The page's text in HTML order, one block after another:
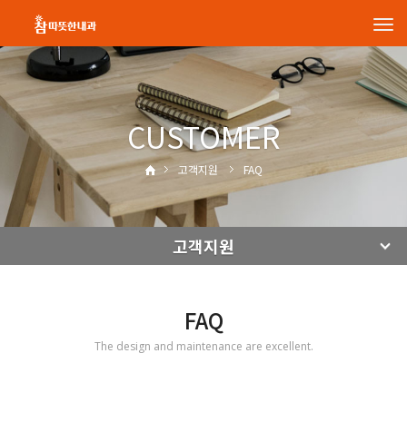
CUSTOMER
고객지원 FAQ
고객지원
FAQ
The design and maintenance are excellent.